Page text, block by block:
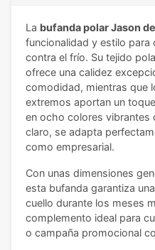
La bufanda polar Jason
funcionalidad y estilo para
contra el frío. Su tejido
ofrece una calidez
comodidad, mientras que
extremos aportan un
en ocho colores vibrantes
claro, se adapta
como empresarial.
Con unas dimensiones
esta bufanda garantiza
cuello durante los meses
complemento ideal para
o campaña promocional